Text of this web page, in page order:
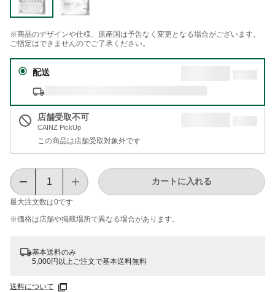
※商品のデザインや仕様、原産国は予告なく変更となる場合がございます。
ご指定はできませんのでご了承ください。
配送
店舗受取不可
CAINZ PickUp
この商品は店舗受取対象外です
最大注文数は0です
カートに入れる
※価格は​店舗や​掲載場所で​異なる​場合が​あります。
基本送料のみ
5,000円以上ご注文で基本送料無料
送料について